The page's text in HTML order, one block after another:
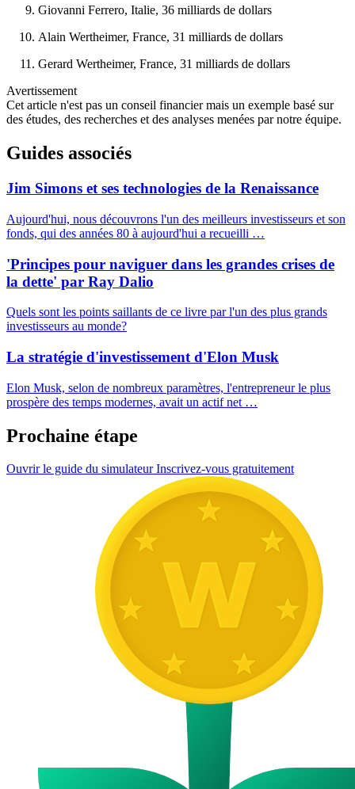
Giovanni Ferrero, Italie, 36 milliards de dollars
Alain Wertheimer, France, 31 milliards de dollars
Gerard Wertheimer, France, 31 milliards de dollars
Avertissement
Cet article n'est pas un conseil financier mais un exemple basé sur
des études, des recherches et des analyses menées par notre équipe.
Guides associés
Jim Simons et ses technologies de la Renaissance
Aujourd'hui, nous découvrons l'un des meilleurs investisseurs et son
fonds, qui des années 80 à aujourd'hui a recueilli …
'Principes pour naviguer dans les grandes crises de
la dette' par Ray Dalio
Quels sont les points saillants de ce livre par l'un des plus grands
investisseurs au monde?
La stratégie d'investissement d'Elon Musk
Elon Musk, selon de nombreux paramètres, l'entrepreneur le plus
prospère des temps modernes, avait un actif net …
Prochaine étape
Ouvrir le guide du simulateurInscrivez-vous gratuitement